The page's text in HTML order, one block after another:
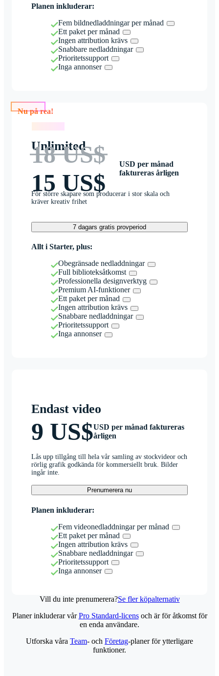
Planen inkluderar:
Fem bildnedladdningar per månad
Ett paket per månad
Ingen attribution krävs
Snabbare nedladdningar
Prioritetssupport
Inga annonser
Nu på rea!
Unlimited
18 US$
15 US$
USD per månad
faktureras årligen
För större skapare som producerar i stor skala och
kräver kreativ frihet
7 dagars gratis provperiod
Allt i Starter, plus:
Obegränsade nedladdningar
Full biblioteksåtkomst
Professionella designverktyg
Premium AI-funktioner
Ett paket per månad
Ingen attribution krävs
Snabbare nedladdningar
Prioritetssupport
Inga annonser
Endast video
9 US$USD per månad faktureras
årligen
Lås upp tillgång till hela vår samling av stockvideor och
rörlig grafik godkända för kommersiellt bruk. Bilder
ingår inte.
Prenumerera nu
Planen inkluderar:
Fem videonedladdningar per månad
Ett paket per månad
Ingen attribution krävs
Snabbare nedladdningar
Prioritetssupport
Inga annonser
Vill du inte prenumerera?Se fler köpalternativ
Planer inkluderar vårPro Standard-licensoch är för åtkomst för
en enda användare.
Utforska våra Team- och Företag-planer för ytterligare
funktioner.